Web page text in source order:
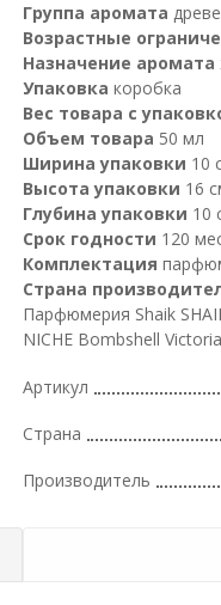
Группа аромата
Возрастные
Назначение аромата
Упаковка коробка
Вес товара с
Объем товара 50 мл
Ширина упаковки 10
Высота упаковки 16
Глубина упаковки 10
Срок годности 120
Комплектация
Страна
Парфюмерия Shaik
NICHE Bombshell
Артикул
Страна
Производитель